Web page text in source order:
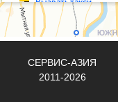
СЕРВИС-АЗИЯ
2011-2026